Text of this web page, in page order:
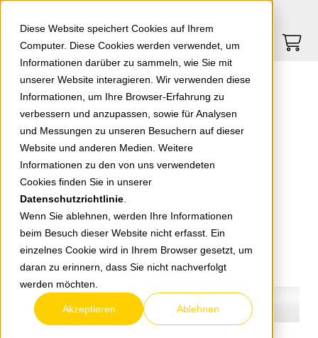
Diese Website speichert Cookies auf Ihrem
Computer. Diese Cookies werden verwendet, um
Informationen darüber zu sammeln, wie Sie mit
unserer Website interagieren. Wir verwenden diese
Informationen, um Ihre Browser-Erfahrung zu
verbessern und anzupassen, sowie für Analysen
und Messungen zu unseren Besuchern auf dieser
Website und anderen Medien. Weitere
Informationen zu den von uns verwendeten
Cookies finden Sie in unserer
Datenschutzrichtlinie
Wenn Sie ablehnen, werden Ihre Informationen
beim Besuch dieser Website nicht erfasst. Ein
einzelnes Cookie wird in Ihrem Browser gesetzt, um
daran zu erinnern, dass Sie nicht nachverfolgt
werden möchten.
Akzeptieren Ablehnen
Springe zu Hauptinhalt Springe zum Footer
0
zurück zur Übersicht